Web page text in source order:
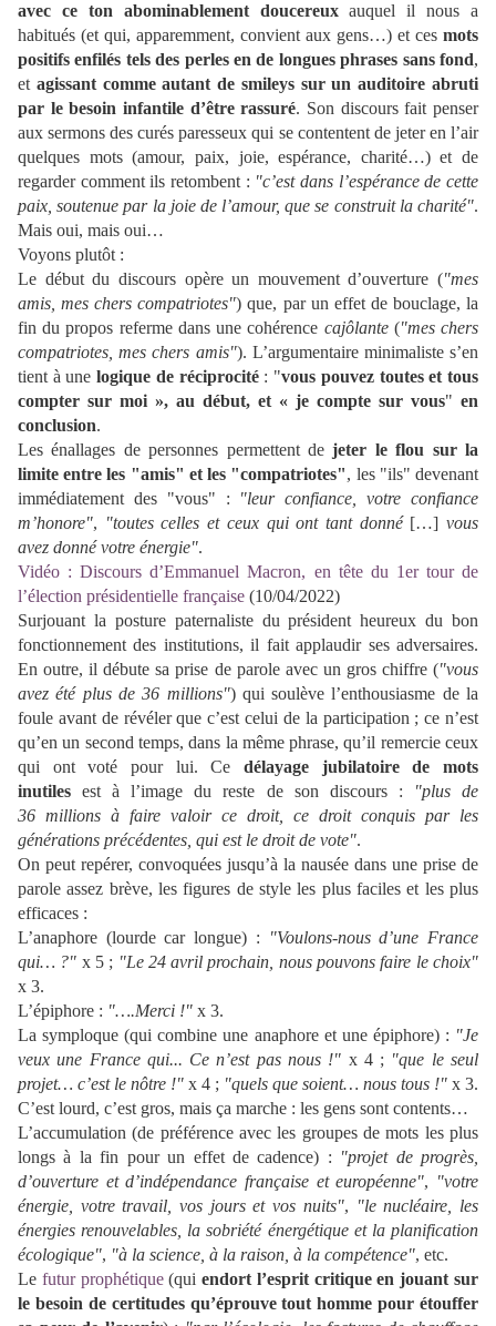
avec ce ton abominablement doucereuxauquel il nous a
habitués (et qui, apparemment, convient aux gens…) et ces mots
positifs enfilés tels des perles en de longues phrases sans fond,
et agissant comme autant de smileys sur un auditoire abruti
par le besoin infantile d’être rassuré. Son discours fait penser
aux sermons des curés paresseux qui se contentent de jeter en l’air
quelques mots (amour, paix, joie, espérance, charité…) et de
regarder comment ils retombent : "c’est dans l’espérance de cette
paix, soutenue par la joie de l’amour, que se construit la charité".
Mais oui, mais oui…
Voyons plutôt :
Le début du discours opère un mouvement d’ouverture ("mes
amis, mes chers compatriotes") que, par un effet de bouclage, la
fin du propos referme dans une cohérence cajôlante("mes chers
compatriotes, mes chers amis"). L’argumentaire minimaliste s’en
tient à unelogique de réciprocité : "vous pouvez toutes et tous
compter sur moi », au début, et « je compte sur vous" en
conclusion.
Les énallages de personnes permettent dejeter le flou sur la
limite entre les "amis" et les "compatriotes", les "ils" devenant
immédiatement des "vous" : "leur confiance, votre confiance
m’honore", "toutes celles et ceux qui ont tant donné[…]vous
avez donné votre énergie".
Vidéo : Discours d’Emmanuel Macron, en tête du 1er tour de
l’élection présidentielle française (10/04/2022)
Surjouant la posture paternaliste du président heureux du bon
fonctionnement des institutions, il fait applaudir ses adversaires.
En outre, il débute sa prise de parole avec un gros chiffre ("vous
avez été plus de 36 millions") qui soulève l’enthousiasme de la
foule avant de révéler que c’est celui de la participation ; ce n’est
qu’en un second temps, dans la même phrase, qu’il remercie ceux
qui ont voté pour lui. Ce délayage jubilatoire de mots
inutiles est à l’image du reste de son discours :
"plus de
36 millions à faire valoir ce droit, ce droit conquis par les
générations précédentes, qui est le droit de vote".
On peut repérer, convoquées jusqu’à la nausée dans une prise de
parole assez brève, les figures de style les plus faciles et les plus
efficaces :
L’anaphore (lourde car longue) :
"Voulons-nous d’une France
qui… ?" x 5 ; "Le 24 avril prochain, nous pouvons faire le choix"
x 3.
L’épiphore : "….Merci !" x 3.
La symploque (qui combine une anaphore et une épiphore) : "Je
veux une France qui... Ce n’est pas nous !" x 4 ; "que le seul
projet… c’est le nôtre !" x 4 ; "quels que soient… nous tous !" x 3.
C’est lourd, c’est gros, mais ça marche : les gens sont contents…
L’accumulation (de préférence avec les groupes de mots les plus
longs à la fin pour un effet de cadence) : "projet de progrès,
d’ouverture et d’indépendance française et européenne", "votre
énergie, votre travail, vos jours et vos nuits", "le nucléaire, les
énergies renouvelables, la sobriété énergétique et la planification
écologique", "à la science, à la raison, à la compétence", etc.
Le futur prophétique(quiendort l’esprit critique en jouant sur
le besoin de certitudes qu’éprouve tout homme pour étouffer